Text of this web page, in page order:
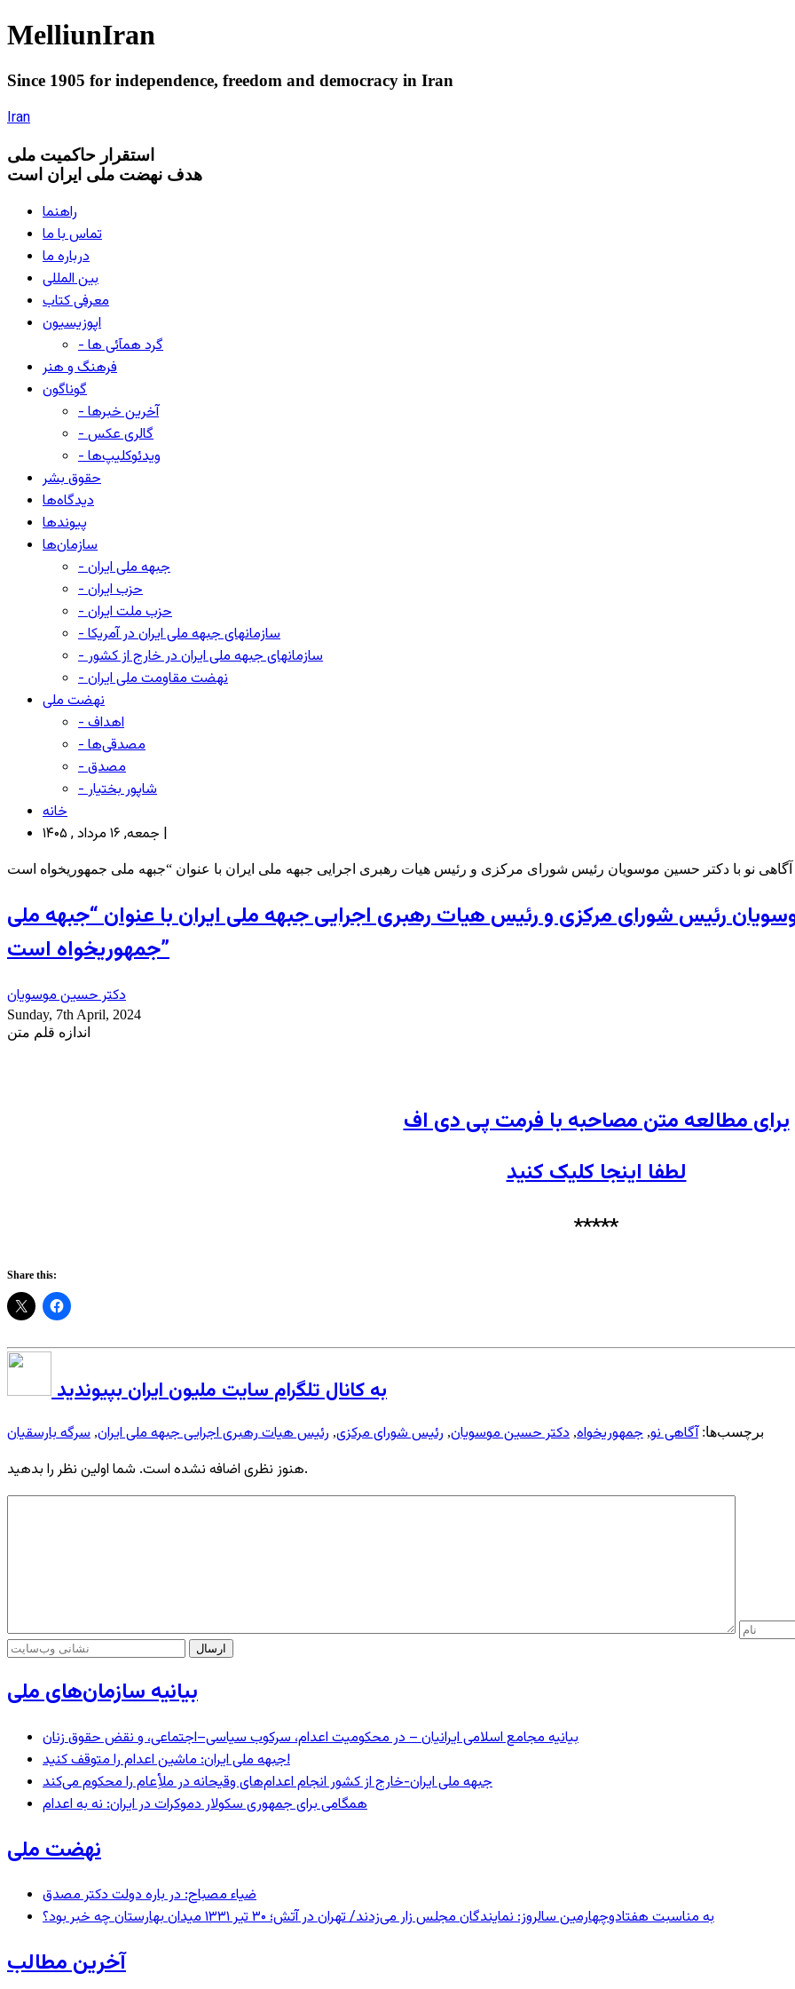
MelliunIran
Since 1905 for independence, freedom and democracy in Iran
Iran
استقرار حاکميت ملی
هدف نهضت ملی ایران است
راهنما
تماس با ما
درباره ما
بین المللی
معرفی کتاب
اپوزیسیون
- گرد همآئی ها
فرهنگ و هنر
گوناگون
- آخرین خبرها
- گالری عکس
- ویدئوکلیپ‌ها
حقوق بشر
دیدگاه‌ها
پیوندها
سازمان‌ها
- جبهه ملی ایران
- حزب ایران
- حزب ملت ایران
- سازمانهای جبهه ملی ایران در آمریکا
- سازمانهای جبهه ملی ایران در خارج از کشور
- نهضت مقاومت ملی ایران
نهضت ملی
- اهداف
- مصدقی‌ها
- مصدق
- شاپور بختیار
خانه
جمعه, ۱۶ مرداد , ۱۴۰۵ |
رئیس شورای مرکزی و رئیس هیات رهبری اجرایی جبهه ملی ایران با عنوان “جبهه ملی
جمهوریخواه است”
دکتر حسین موسویان
Sunday, 7th April, 2024
اندازه قلم متن
برای مطالعه متن مصاحبه با فرمت پی دی اف
لطفا اینجا کلیک کنید
*****
Share this:
به کانال تلگرام سایت ملیون ایران بپیوندید
برچسب‌ها:آگاهی نو, جمهوریخواه, دکتر حسین موسویان, رئیس شورای مرکزی, رئیس هیات رهبری اجرایی جبهه ملی ایران, سرگه بارسقیان
هنوز نظری اضافه نشده است. شما اولین نظر را بدهید.
بیانیه سازمان‌های ملی
بیانیه مجامع اسلامی ایرانیان – در محکومیت اعدام، سرکوب سیاسی–اجتماعی، و نقض حقوق زنان
جبهه ملی ایران: ماشین اعدام را متوقف کنید!
جبهه ملی ایران-خارج از کشور انجام اعدام‌های وقیحانه در ملأِعام را محکوم می‌کند
همگامی برای جمهوری سکولار دموکرات در ایران: نه به اعدام
نهضت ملی
ضیاء مصباح: در باره دولت دکتر مصدق
به مناسبت هفتادوچهارمین سالروز: نمایندگان مجلس زار می‌زدند/ تهران در آتش؛ ۳۰ تیر ۱۳۳۱ میدان بهارستان چه خبر بود؟
آخرین مطالب